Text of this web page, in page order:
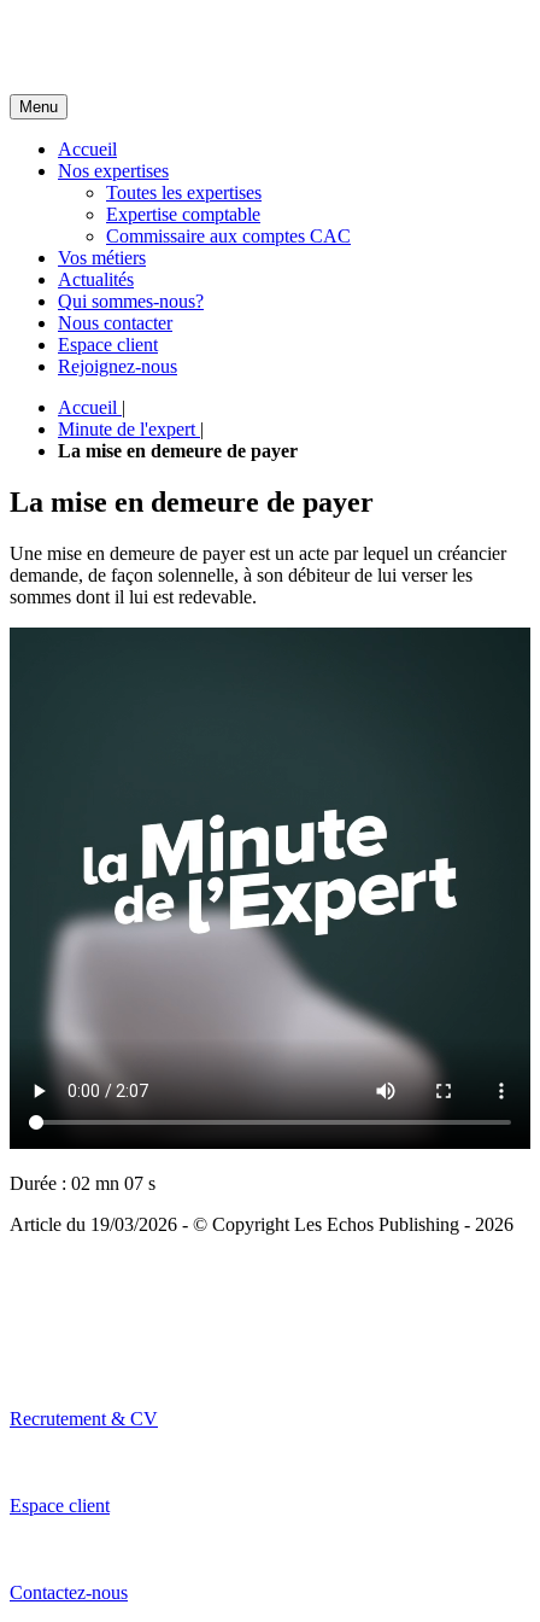
Menu
Accueil
Nos expertises
Toutes les expertises
Expertise comptable
Commissaire aux comptes CAC
Vos métiers
Actualités
Qui sommes-nous?
Nous contacter
Espace client
Rejoignez-nous
Accueil |
Minute de l'expert |
La mise en demeure de payer
La mise en demeure de payer
Une mise en demeure de payer est un acte par lequel un créancier
demande, de façon solennelle, à son débiteur de lui verser les
sommes dont il lui est redevable.
Durée : 02 mn 07 s
Article du 19/03/2026 - © Copyright Les Echos Publishing - 2026
Recrutement & CV
Espace client
Contactez-nous